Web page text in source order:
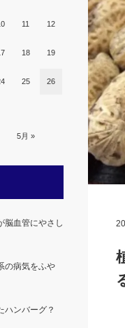
5月 »
11 12
18 19
25 26
脳血管にやさし
の病気をふや
ハンバーグ？